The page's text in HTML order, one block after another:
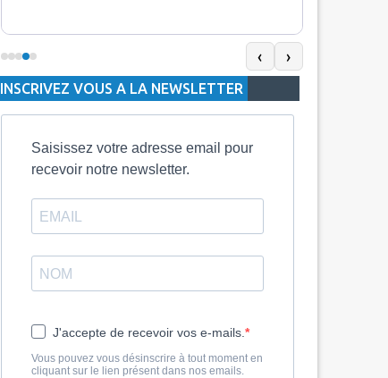
5 Dh inclut 100 Mo, le Pass 10 Dh offre 400 Mo,
tandis que les formules à 20 Dh et 30 Dh
proposent respectivement 1 Go et 2 Go. Les
durées de validité sont de 3 jours pour
‹ ›
INSCRIVEZ VOUS A LA NEWSLETTER
Saisissez votre adresse email pour
recevoir notre newsletter.
J'accepte de recevoir vos e-mails.
Vous pouvez vous désinscrire à tout moment en
cliquant sur le lien présent dans nos emails.